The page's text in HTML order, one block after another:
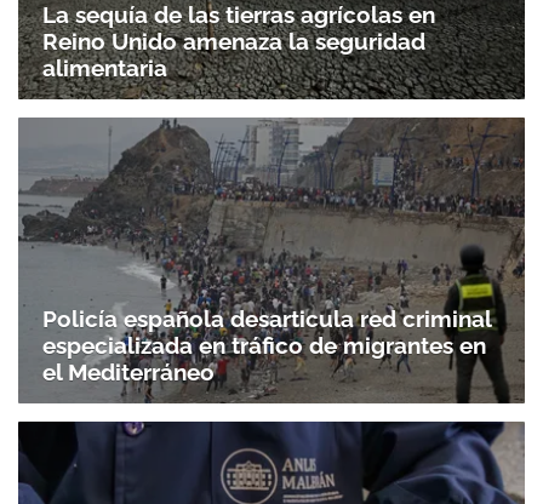
La sequía de las tierras agrícolas en
Reino Unido amenaza la seguridad
alimentaria
Policía española desarticula red criminal
especializada en tráfico de migrantes en
el Mediterráneo